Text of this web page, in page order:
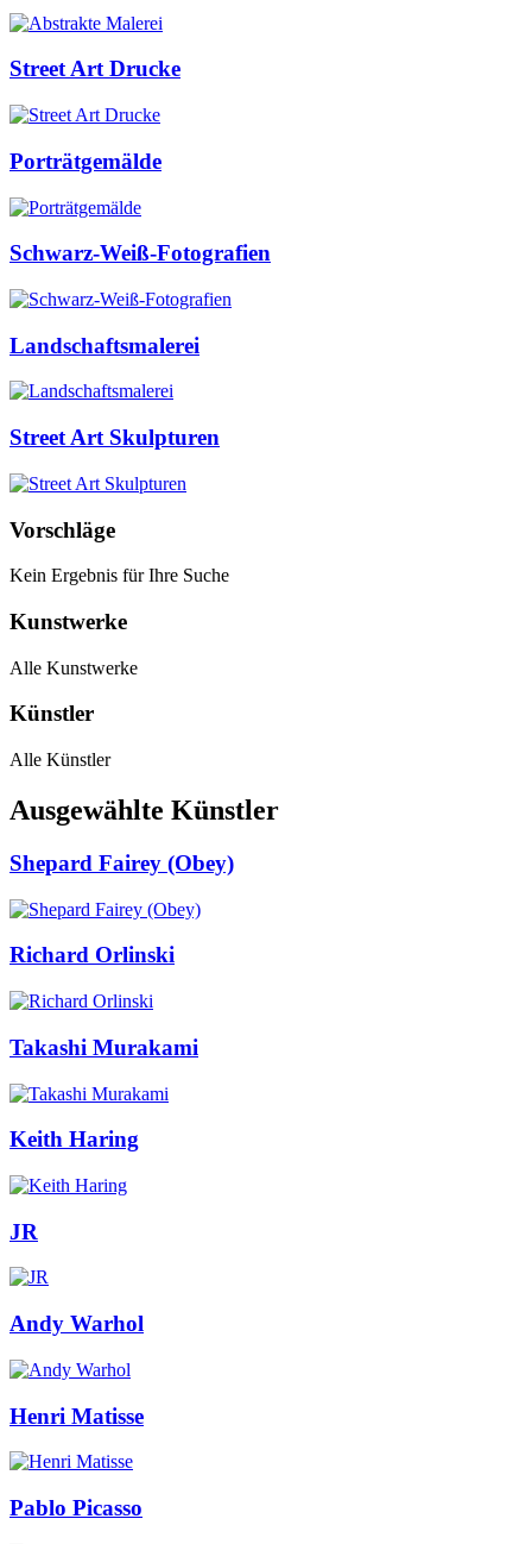
Street Art Drucke
Porträtgemälde
Schwarz-Weiß-Fotografien
Landschaftsmalerei
Street Art Skulpturen
Vorschläge
Kein Ergebnis für Ihre Suche
Kunstwerke
Alle Kunstwerke
Künstler
Alle Künstler
Ausgewählte Künstler
Shepard Fairey (Obey)
Richard Orlinski
Takashi Murakami
Keith Haring
JR
Andy Warhol
Henri Matisse
Pablo Picasso